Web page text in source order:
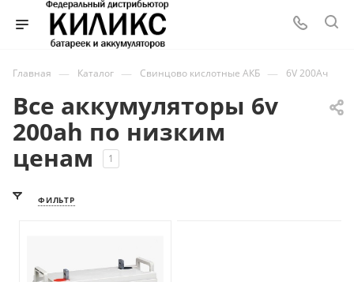
Главная — Каталог — Свинцово кислотные АКБ — 6V 200Ач
Все аккумуляторы 6v
200ah по низким
ценам
1
ФИЛЬТР